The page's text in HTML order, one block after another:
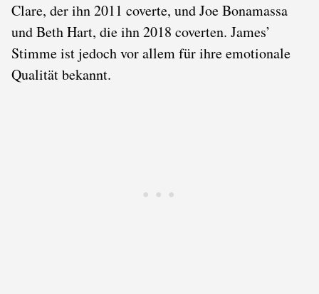
Clare, der ihn 2011 coverte, und Joe Bonamassa
und Beth Hart, die ihn 2018 coverten. James’
Stimme ist jedoch vor allem für ihre emotionale
Qualität bekannt.